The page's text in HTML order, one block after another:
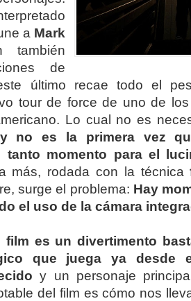
a Mark
también
de
último recae todo el
tour de force de uno de
Lo cual no es
no es la primera vez
tanto momento para el
más, rodada con la técnica
surge el problema: Hay
el uso de la cámara
film es un divertimento
que juega ya desde
y un personaje
del film es cómo nos